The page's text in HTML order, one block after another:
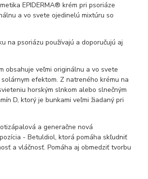
EPIDERMA® krém pri psoriáze
a vo svete ojedinelú mixtúru so
na psoriázu používajú a doporučujú aj
obsahuje veľmi originálnu a vo svete
efektom. Z natreného krému na
horským slnkom alebo slnečným
D, ktorý je bunkami veľmi žiadaný pri
a generačne nová
- Betuldiol, ktorá pomáha skľudniť
a vláčnosť. Pomáha aj obmedziť tvorbu